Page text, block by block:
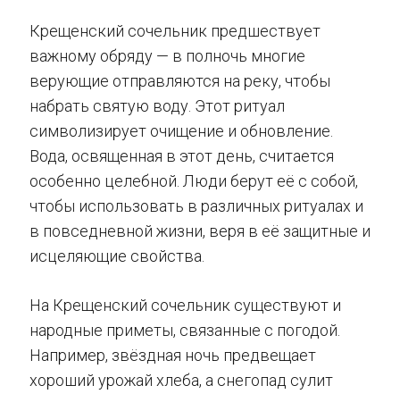
Крещенский сочельник предшествует
важному обряду — в полночь многие
верующие отправляются на реку, чтобы
набрать святую воду. Этот ритуал
символизирует очищение и обновление.
Вода, освященная в этот день, считается
особенно целебной. Люди берут её с собой,
чтобы использовать в различных ритуалах и
в повседневной жизни, веря в её защитные и
исцеляющие свойства.
На Крещенский сочельник существуют и
народные приметы, связанные с погодой.
Например, звёздная ночь предвещает
хороший урожай хлеба, а снегопад сулит